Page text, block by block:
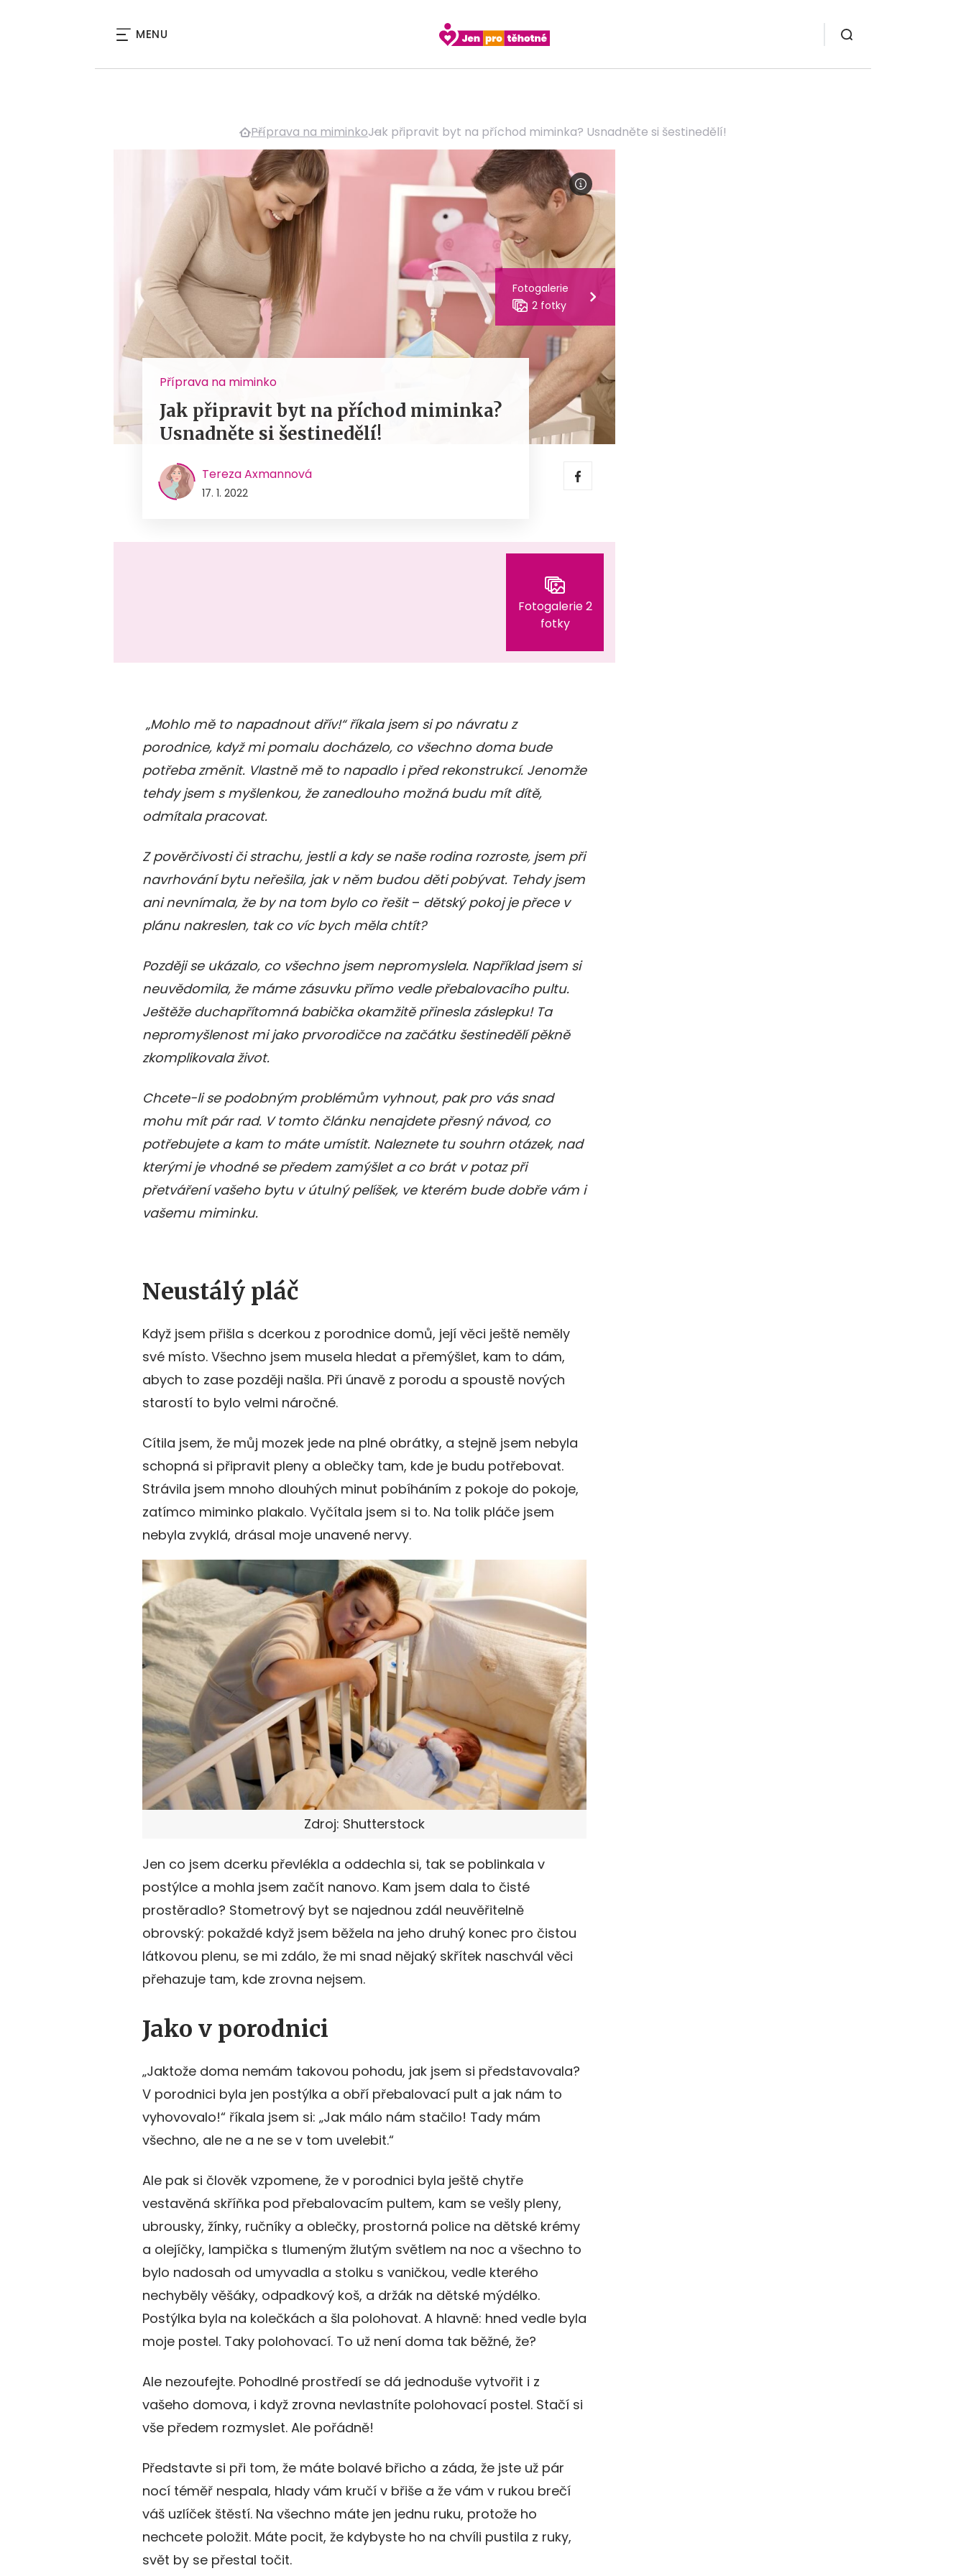
MENU
Příprava na miminkoJak připravit byt na příchod miminka? Usnadněte si šestinedělí!
Fotogalerie
2 fotky
Příprava na miminko
Jak připravit byt na příchod miminka?
Usnadněte si šestinedělí!
Tereza Axmannová
17. 1. 2022
Fotogalerie 2
fotky
„Mohlo mě to napadnout dřív!“ říkala jsem si po návratu z
porodnice, když mi pomalu docházelo, co všechno doma bude
potřeba změnit. Vlastně mě to napadlo i před rekonstrukcí. Jenomže
tehdy jsem s myšlenkou, že zanedlouho možná budu mít dítě,
odmítala pracovat.
Z pověrčivosti či strachu, jestli a kdy se naše rodina rozroste, jsem při
navrhování bytu neřešila, jak v něm budou děti pobývat. Tehdy jsem
ani nevnímala, že by na tom bylo co řešit– dětský pokoj je přece v
plánu nakreslen, tak co víc bych měla chtít?
Později se ukázalo, co všechno jsem nepromyslela. Například jsem si
neuvědomila, že máme zásuvku přímo vedle přebalovacího pultu.
Ještěže duchapřítomná babička okamžitě přinesla záslepku! Ta
nepromyšlenost mi jako prvorodičce na začátku šestinedělí pěkně
zkomplikovala život.
Chcete-li se podobným problémům vyhnout, pak pro vás snad
mohu mít pár rad. V tomto článku nenajdete přesný návod, co
potřebujete a kam to máte umístit. Naleznete tu souhrn otázek, nad
kterými je vhodné se předem zamýšlet a co brát v potaz při
přetváření vašeho bytu v útulný pelíšek, ve kterém bude dobře vám i
vašemu miminku.
Neustálý pláč
Když jsem přišla s dcerkou z porodnice domů, její věci ještě neměly
své místo. Všechno jsem musela hledat a přemýšlet, kam to dám,
abych to zase později našla. Při únavě z porodu a spoustě nových
starostí to bylo velmi náročné.
Cítila jsem, že můj mozek jede na plné obrátky, a stejně jsem nebyla
schopná si připravit pleny a oblečky tam, kde je budu potřebovat.
Strávila jsem mnoho dlouhých minut pobíháním z pokoje do pokoje,
zatímco miminko plakalo. Vyčítala jsem si to. Na tolik pláče jsem
nebyla zvyklá, drásal moje unavené nervy.
Zdroj: Shutterstock
Jen co jsem dcerku převlékla a oddechla si, tak se poblinkala v
postýlce a mohla jsem začít nanovo. Kam jsem dala to čisté
prostěradlo? Stometrový byt se najednou zdál neuvěřitelně
obrovský: pokaždé když jsem běžela na jeho druhý konec pro čistou
látkovou plenu, se mi zdálo, že mi snad nějaký skřítek naschvál věci
přehazuje tam, kde zrovna nejsem.
Jako v porodnici
„Jaktože doma nemám takovou pohodu, jak jsem si představovala?
V porodnici byla jen postýlka a obří přebalovací pult a jak nám to
vyhovovalo!“ říkala jsem si: „Jak málo nám stačilo! Tady mám
všechno, ale ne a ne se v tom uvelebit.“
Ale pak si člověk vzpomene, že v porodnici byla ještě chytře
vestavěná skříňka pod přebalovacím pultem, kam se vešly pleny,
ubrousky, žínky, ručníky a oblečky, prostorná police na dětské krémy
a olejíčky, lampička s tlumeným žlutým světlem na noc a všechno to
bylo nadosah od umyvadla a stolku s vaničkou, vedle kterého
nechyběly věšáky, odpadkový koš, a držák na dětské mýdélko.
Postýlka byla na kolečkách a šla polohovat. A hlavně: hned vedle byla
moje postel. Taky polohovací. To už není doma tak běžné, že?
Ale nezoufejte. Pohodlné prostředí se dá jednoduše vytvořit i z
vašeho domova, i když zrovna nevlastníte polohovací postel. Stačí si
vše předem rozmyslet. Ale pořádně!
Představte si při tom, že máte bolavé břicho a záda, že jste už pár
nocí téměř nespala, hlady vám kručí v břiše a že vám v rukou brečí
váš uzlíček štěstí. Na všechno máte jen jednu ruku, protože ho
nechcete položit. Máte pocit, že kdybyste ho na chvíli pustila z ruky,
svět by se přestal točit.